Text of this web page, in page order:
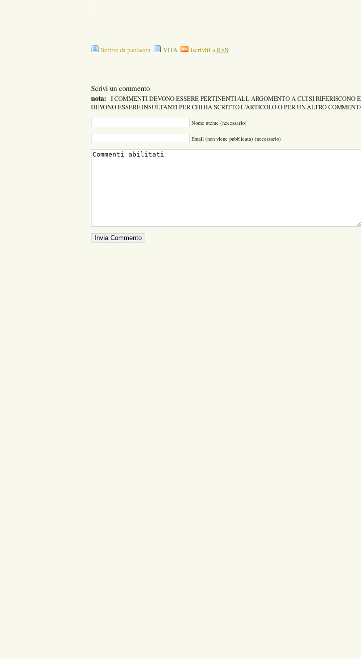
Scritto da paolacon VITA Iscriviti aRSS
Scrivi un commento
nota:I COMMENTI DEVONO ESSERE PERTINENTI ALL ARGOMENTO A CUI SI RIFERISCONO
DEVONO ESSERE INSULTANTI PER CHI HA SCRITTO L'ARTICOLO O PER UN ALTRO
Nome utente (necessario)
Email (non viene pubblicata) (necessario)